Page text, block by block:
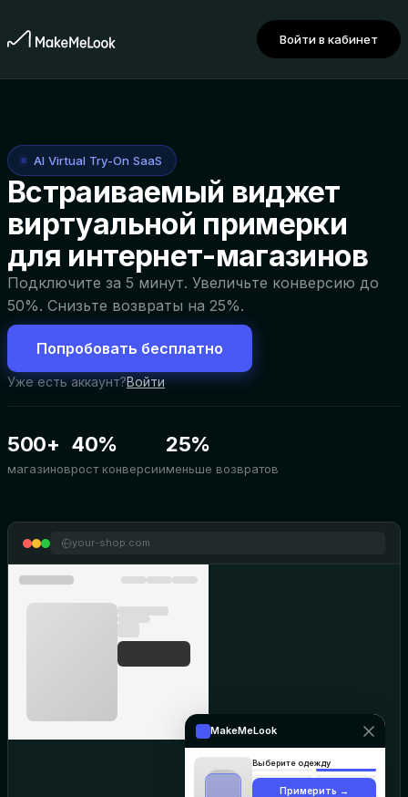
Войти в кабинет
AI Virtual Try-On SaaS
Встраиваемый виджет
виртуальной примерки
для интернет-магазинов
Подключите за 5 минут. Увеличьте конверсию до
50%. Снизьте возвраты на 25%.
Попробовать бесплатно
Уже есть аккаунт?Войти
500+
магазинов
40%
рост конверсии
25%
меньше возвратов
your-shop.com
MakeMeLook
Выберите одежду
Примерить →